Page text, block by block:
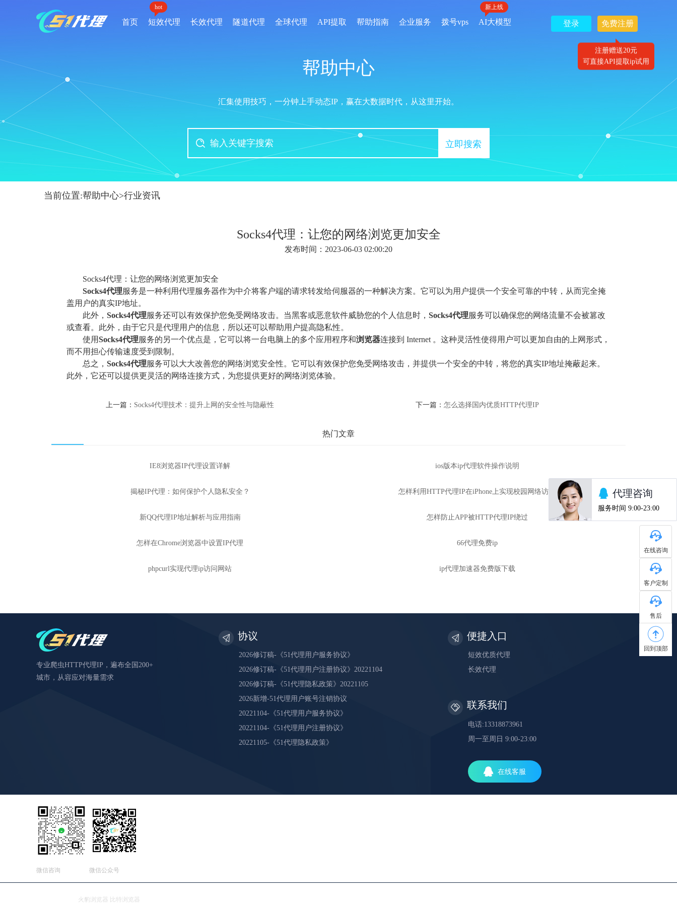
首页
hot
短效代理 长效代理 隧道代理 全球代理 API提取 帮助指南 企业服务 拨号vps
新上线
AI大模型 登录
注册赠送20元
可直接API提取ip试用
免费注册
帮助中心
汇集使用技巧，一分钟上手动态IP，赢在大数据时代，从这里开始。
立即搜索
当前位置:帮助中心>行业资讯
Socks4代理：让您的网络浏览更加安全
发布时间：2023-06-03 02:00:20
Socks4代理：让您的网络浏览更加安全
Socks4代理服务是一种利用代理服务器作为中介将客户端的请求转发给伺服器的一种解决方案。它可以为用户提供一个安全可靠的中转，从而完全掩
盖用户的真实IP地址。
此外， Socks4代理服务还可以有效保护您免受网络攻击。当黑客或恶意软件威胁您的个人信息时， Socks4代理服务可以确保您的网络流量不会被篡改
或查看。此外，由于它只是代理用户的信息，所以还可以帮助用户提高隐私性。
使用Socks4代理服务的另一个优点是，它可以将一台电脑上的多个应用程序和浏览器连接到 Internet 。这种灵活性使得用户可以更加自由的上网形式，
而不用担心传输速度受到限制。
总之， Socks4代理服务可以大大改善您的网络浏览安全性。它可以有效保护您免受网络攻击，并提供一个安全的中转，将您的真实IP地址掩蔽起来。
此外，它还可以提供更灵活的网络连接方式，为您提供更好的网络浏览体验。
上一篇： Socks4代理技术：提升上网的安全性与隐蔽性 下一篇： 怎么选择国内优质HTTP代理IP
热门文章
IE8浏览器IP代理设置详解 ios版本ip代理软件操作说明
揭秘IP代理：如何保护个人隐私安全？ 怎样利用HTTP代理IP在iPhone上实现校园网络访问
新QQ代理IP地址解析与应用指南 怎样防止APP被HTTP代理IP绕过
怎样在Chrome浏览器中设置IP代理 66代理免费ip
phpcurl实现代理ip访问网站 ip代理加速器免费版下载
在线咨询
客户定制
售后
回到顶部
专业爬虫HTTP代理IP，遍布全国200+
城市，从容应对海量需求
协议
2026修订稿-《51代理用户服务协议》
2026修订稿-《51代理用户注册协议》20221104
2026修订稿-《51代理隐私政策》20221105
2026新增-51代理用户账号注销协议
20221104-《51代理用户服务协议》
20221104-《51代理用户注册协议》
20221105-《51代理隐私政策》
便捷入口
短效优质代理
长效代理
联系我们
电话:13318873961
周一至周日 9:00-23:00
在线客服
微信咨询 微信公众号
火豹浏览器 比特浏览器